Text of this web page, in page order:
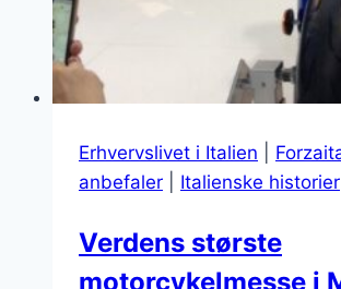
Erhvervslivet i Italien
anbefaler
Italienske historier
Verdens største
motorcykelmesse i